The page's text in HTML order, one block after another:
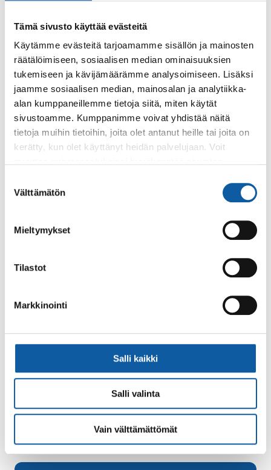
Tämä sivusto käyttää evästeitä
Käytämme evästeitä tarjoamamme sisällön ja mainosten
räätälöimiseen, sosiaalisen median ominaisuuksien
tukemiseen ja kävijämäärämme analysoimiseen. Lisäksi
jaamme sosiaalisen median, mainosalan ja analytiikka-
alan kumppaneillemme tietoja siitä, miten käytät
sivustoamme. Kumppanimme voivat yhdistää näitä
tietoja muihin tietoihin, joita olet antanut heille tai joita on
kerätty, kun olet käyttänyt heidän palvelujaan. Voit
valinta
Välttämätön
Mieltymykset
Tilastot
Markkinointi
Salli kaikki
Salli valinta
Vain välttämättömät
Kunta päättää yksityismaalla olevista
luonnonmuistomerkkien rauhoittamishakemuksista.
Jos aloite rauhoituksen lakkauttamiseen on tullut
ELY-keskukselta, varataan alueen omistajalle tilaisuus
tulla kuulluksi.
Paimion kaupungilla päätöksen tekee Paimion
kaupungin ympäristölautakunta.
Palvelu on maksuton
Asiointikanavat
Puhelinnumerot
Palvelupaikat
Kaupungintalo, Paimio
Vistantie 18, 21530 Paimio
Tausta ja lainsäädäntö
Luonnonsuojelulaki